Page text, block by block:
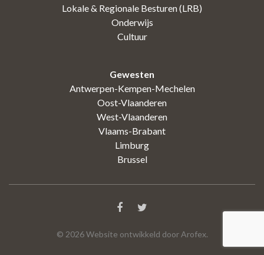
Lokale & Regionale Besturen (LRB)
Onderwijs
Cultuur
Gewesten
Antwerpen-Kempen-Mechelen
Oost-Vlaanderen
West-Vlaanderen
Vlaams-Brabant
Limburg
Brussel
© 2026Website ontwikkeld door Arofex.